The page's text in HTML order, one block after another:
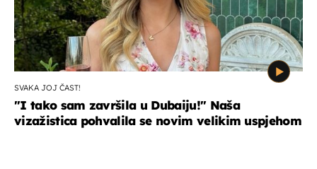
SVAKA JOJ ČAST!
"I tako sam završila u Dubaiju!" Naša
vizažistica pohvalila se novim velikim uspjehom